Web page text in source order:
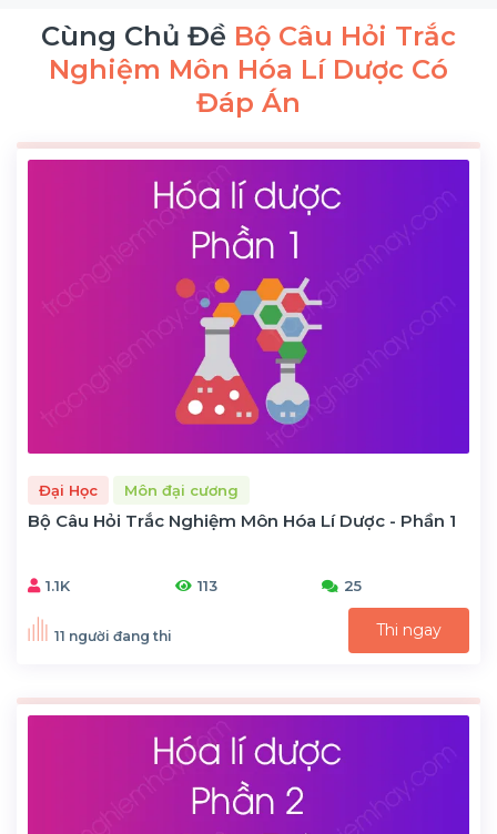
Cùng Chủ Đề Bộ Câu Hỏi Trắc
Nghiệm Môn Hóa Lí Dược Có
Đáp Án
Đại Học Môn đại cương
Bộ Câu Hỏi Trắc Nghiệm Môn Hóa Lí Dược - Phần 1
1.1K 113 25
11 người đang thi Thi ngay